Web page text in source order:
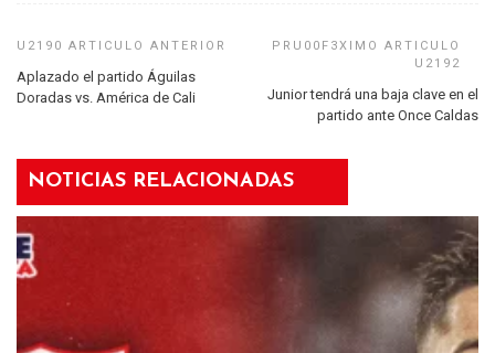
Aplazado el partido Águilas
Doradas vs. América de Cali
Junior tendrá una baja clave en el
partido ante Once Caldas
NOTICIAS RELACIONADAS